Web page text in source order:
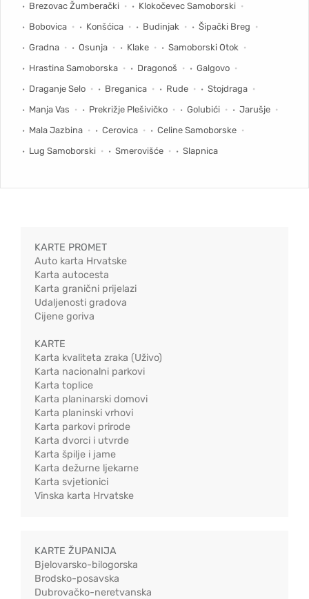
Brezovac Žumberački
Klokočevec Samoborski
Bobovica
Konšćica Budinjak
Šipački Breg
Gradna
Osunja Klake
Samoborski Otok
Hrastina Samoborska
Dragonoš
Galgovo
Draganje Selo
Breganica Rude
Stojdraga
Manja Vas
Prekrižje Plešivičko Golubići
Jarušje
Mala Jazbina
Cerovica
Celine Samoborske
Lug Samoborski
Smerovišće Slapnica
KARTE PROMET
Auto karta Hrvatske
Karta autocesta
Karta granični prijelazi
Udaljenosti gradova
Cijene goriva
KARTE
Karta kvaliteta zraka (Uživo)
Karta nacionalni parkovi
Karta toplice
Karta planinarski domovi
Karta planinski vrhovi
Karta parkovi prirode
Karta dvorci i utvrde
Karta špilje i jame
Karta dežurne ljekarne
Karta svjetionici
Vinska karta Hrvatske
KARTE ŽUPANIJA
Bjelovarsko-bilogorska
Brodsko-posavska
Dubrovačko-neretvanska